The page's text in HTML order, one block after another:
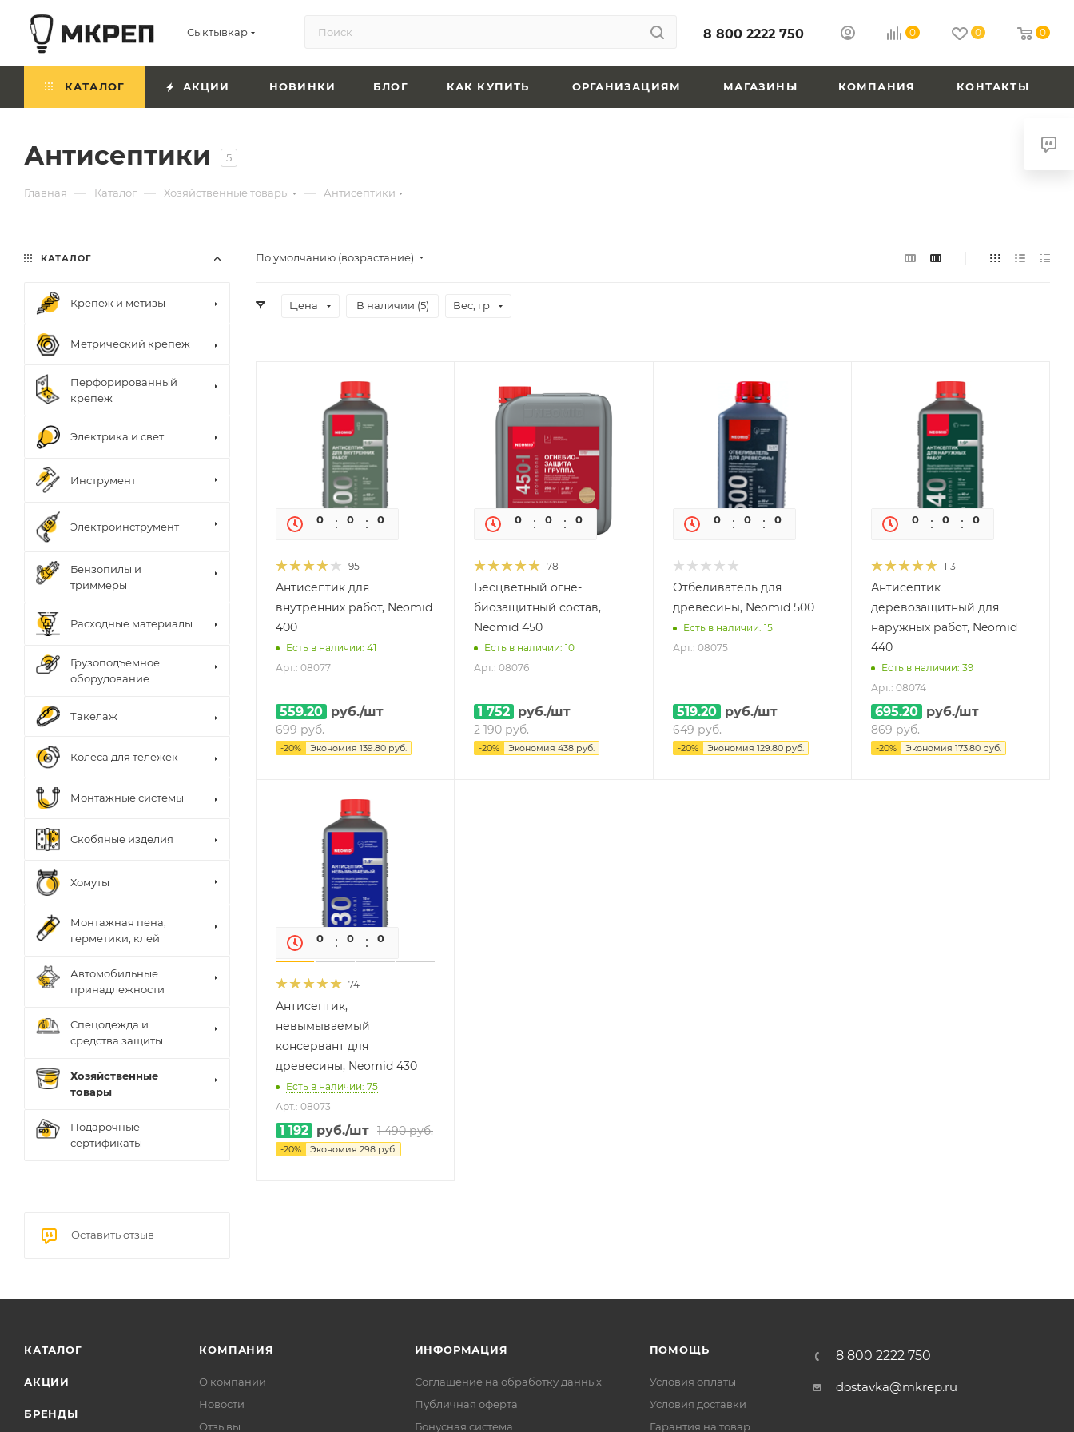
Сыктывкар 8 800 2222 750 0 0 0
КАТАЛОГ АКЦИИ НОВИНКИ БЛОГ КАК КУПИТЬ ОРГАНИЗАЦИЯМ МАГАЗИНЫ КОМПАНИЯ КОНТАКТЫ
Антисептики 5
Главная — Каталог — Хозяйственные товары — Антисептики
По умолчанию (возрастание)
Цена В наличии (5) Вес, гр
0 0 0
95
Антисептик для
внутренних работ, Neomid
400
Есть в наличии: 41
Арт.: 08077
559.20 руб./шт
699руб.
-20% Экономия 139.80 руб.
0 0 0 0
78
Бесцветный огне-
биозащитный состав,
Neomid 450
Есть в наличии: 10
Арт.: 08076
1 752 руб./шт
2 190руб.
-20% Экономия438 руб.
0 0 0
Отбеливатель для
древесины, Neomid 500
Есть в наличии: 15
Арт.: 08075
519.20 руб./шт
649руб.
-20% Экономия 129.80руб.
0 0 0
113
Антисептик
деревозащитный для
наружных работ, Neomid
440
Есть в наличии: 39
Арт.: 08074
695.20 руб./шт
869руб.
-20% Экономия 173.80руб.
0 0 0
74
Антисептик,
невымываемый
консервант для
древесины, Neomid 430
Есть в наличии: 75
Арт.: 08073
1 192 руб./шт 1 490руб.
-20% Экономия 298 руб.
КАТАЛОГ
Крепеж и метизы
Метрический крепеж
Перфорированный
крепеж
Электрика и свет
Инструмент
Электроинструмент
Бензопилы и
триммеры
Расходные материалы
Грузоподъемное
оборудование
Такелаж
Колеса для тележек
Монтажные системы
Скобяные изделия
Хомуты
Монтажная пена,
герметики, клей
Автомобильные
принадлежности
Спецодежда и
средства защиты
Хозяйственные
товары
Подарочные
сертификаты
Оставить отзыв
КАТАЛОГ
АКЦИИ
БРЕНДЫ
КОМПАНИЯ
О компании
Новости
Отзывы
ИНФОРМАЦИЯ
Соглашение на обработку данных
Публичная оферта
Бонусная система
ПОМОЩЬ
Условия оплаты
Условия доставки
Гарантия на товар
8 800 2222 750
dostavka@mkrep.ru